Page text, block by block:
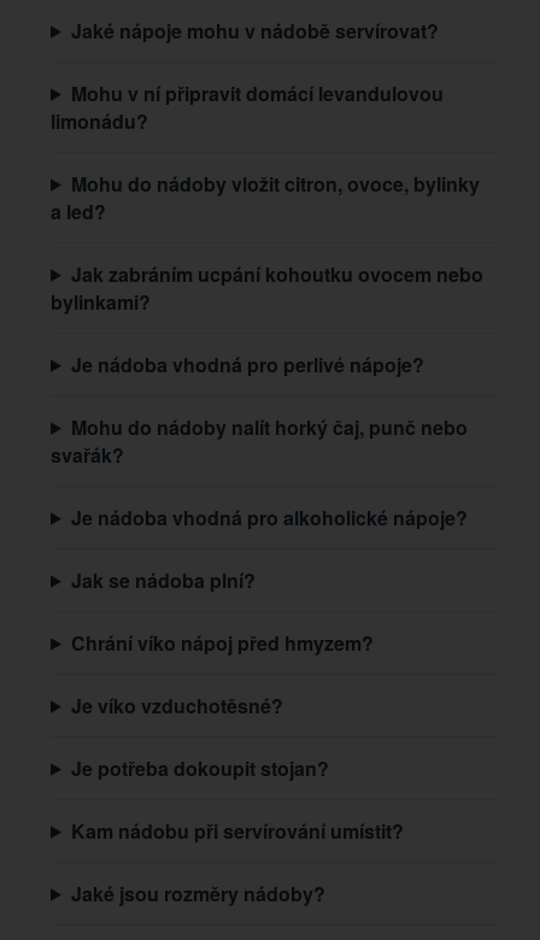
Jaké nápoje mohu v nádobě servírovat?
Mohu v ní připravit domácí levandulovou
limonádu?
Mohu do nádoby vložit citron, ovoce, bylinky
a led?
Jak zabráním ucpání kohoutku ovocem nebo
bylinkami?
Je nádoba vhodná pro perlivé nápoje?
Mohu do nádoby nalít horký čaj, punč nebo
svařák?
Je nádoba vhodná pro alkoholické nápoje?
Jak se nádoba plní?
Chrání víko nápoj před hmyzem?
Je víko vzduchotěsné?
Je potřeba dokoupit stojan?
Kam nádobu při servírování umístit?
Jaké jsou rozměry nádoby?